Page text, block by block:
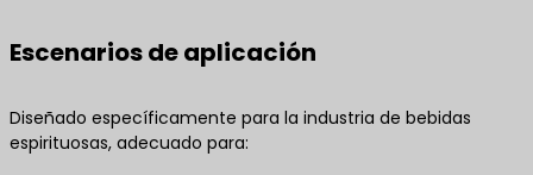
Escenarios de aplicación
Diseñado específicamente para la industria de bebidas
espirituosas, adecuado para: